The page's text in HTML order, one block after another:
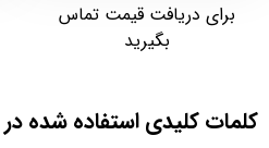
برای دریافت قیمت تماس
بگیرید
کلمات کلیدی استفاده شده